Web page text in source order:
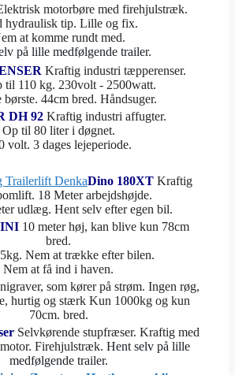
motorbøre med firehjulstræk.
hydraulisk tip. Lille og fix.
at komme rundt med.
på lille medfølgende trailer.
Kraftig industri tæpperenser.
til 110 kg. 230volt - 2500watt.
44cm bred. Håndsuger.
DH 92 Kraftig industri affugter.
Op til 80 liter i døgnet.
volt. 3 dages lejeperiode.
Dino 180XT Kraftig
18 Meter arbejdshøjde.
udlæg. Hent selv efter egen bil.
10 meter høj, kan blive kun 78cm
bred.
Nem at trække efter bilen.
Nem at få ind i haven.
som kører på strøm. Ingen røg,
hurtig og stærk Kun 1000kg og kun
70cm. bred.
Selvkørende stupfræser. Kraftig med
Firehjulstræk. Hent selv på lille
medfølgende trailer.